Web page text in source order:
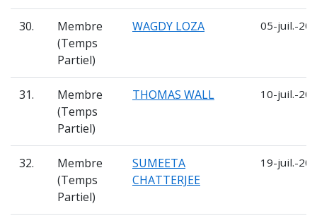
30.
Membre
(Temps
Partiel)
WAGDY LOZA 05-juil.-
31.
Membre
(Temps
Partiel)
THOMAS WALL 10-juil.-
32.
Membre
(Temps
Partiel)
SUMEETA
CHATTERJEE
19-juil.-